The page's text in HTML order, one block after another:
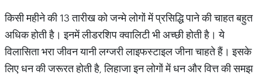
किसी महीने की 13 तारीख को जन्मे लोगों में प्रसिद्धि पाने की चाहत बहुत
अधिक होती है। इनमें लीडरशिप क्वालिटी भी अच्छी होती है। ये
विलासिता भरा जीवन यानी लग्जरी लाइफस्टाइल जीना चाहते हैं। इसके
लिए धन की जरूरत होती है, लिहाजा इन लोगों में धन और वित्त की समझ